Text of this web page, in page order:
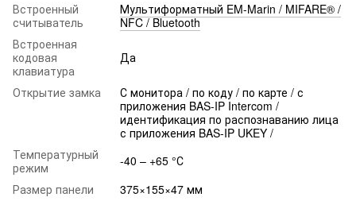
Встроенный
считыватель
Мультиформатный EM-Marin / MIFARE® /
NFC / Bluetooth
Встроенная
кодовая
клавиатура
Да
Открытие замка
С монитора / по коду / по карте / с
приложения BAS-IP Intercom /
идентификация по распознаванию лица
с приложения BAS-IP UKEY /
Температурный
режим
-40 – +65 °С
Размер панели
375×155×47 мм